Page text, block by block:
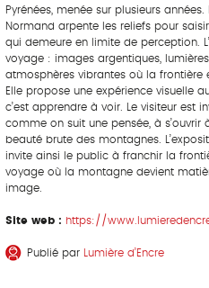
Pyrénées, menée sur plusieurs
Normand arpente les reliefs pour
qui demeure en limite de perception.
voyage : images argentiques,
atmosphères vibrantes où la frontière
Elle propose une expérience visuelle
c’est apprendre à voir. Le visiteur est
comme on suit une pensée, à s’ouvrir
beauté brute des montagnes.
invite ainsi le public à franchir la
voyage où la montagne devient
image.
Site web : https://
Publié par Lumière d’Encre